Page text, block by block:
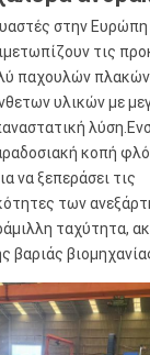
στην
τις
παχουλών
υλικών με
κοπή
να ξεπεράσει τις
των
ταχύτητα,
βαριάς